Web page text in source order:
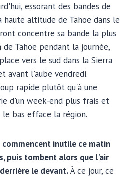
essorant des bandes de
altitude de Tahoe dans le
concentre sa bande la plus
Tahoe pendant la journée,
vers le sud dans la Sierra
avant l'aube vendredi.
rapide plutôt qu'à une
d'un week-end plus frais et
bas efface la région.
commencent inutile ce matin
puis tombent alors que l'air
le devant.À ce jour, ce